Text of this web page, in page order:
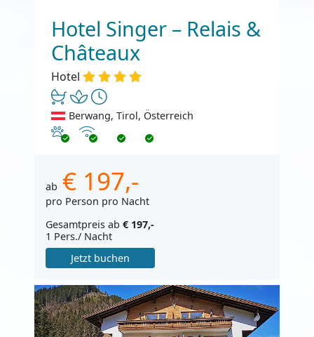
Hotel Singer – Relais &
Châteaux
Hotel
Berwang, Tirol, Österreich
Haustiere erlaubt
Internet
ab € 197,-
pro Person pro Nacht
Gesamtpreis ab € 197,-
1 Pers./ Nacht
Jetzt buchen